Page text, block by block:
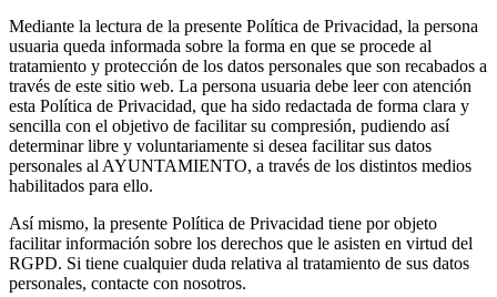
Mediante la lectura de la presente Política de Privacidad, la persona
usuaria queda informada sobre la forma en que se procede al
tratamiento y protección de los datos personales que son recabados a
través de este sitio web. La persona usuaria debe leer con atención
esta Política de Privacidad, que ha sido redactada de forma clara y
sencilla con el objetivo de facilitar su compresión, pudiendo así
determinar libre y voluntariamente si desea facilitar sus datos
personales al AYUNTAMIENTO, a través de los distintos medios
habilitados para ello.
Así mismo, la presente Política de Privacidad tiene por objeto
facilitar información sobre los derechos que le asisten en virtud del
RGPD. Si tiene cualquier duda relativa al tratamiento de sus datos
personales, contacte con nosotros.